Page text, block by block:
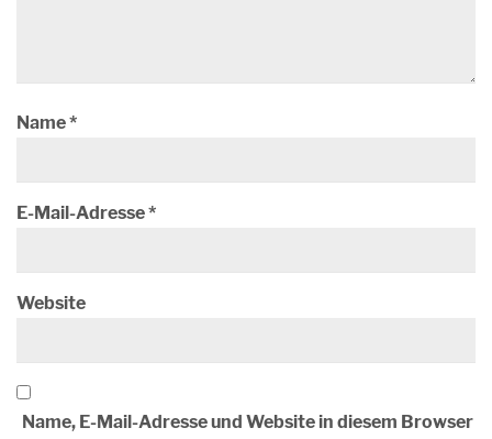
Name*
E-Mail-Adresse*
Website
Name, E-Mail-Adresse und Website in diesem Browser